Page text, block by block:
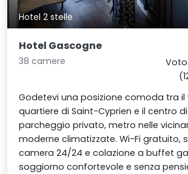
Hotel 2 stelle
Hotel Gascogne
38 camere
Voto
Godetevi una posizione comoda tra il
quartiere di Saint-Cyprien e il centro
parcheggio privato, metro nelle
moderne climatizzate. Wi-Fi gratuito,
camera 24/24 e colazione a buffet
soggiorno confortevole e senza